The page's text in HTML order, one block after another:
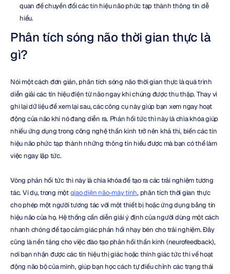
quan để chuyển đổi các tín hiệu não phức tạp thành thông tin dễ
hiểu.
Phân tích sóng não thời gian thực là
gì?
Nói một cách đơn giản, phân tích sóng não thời gian thực là quá trình
diễn giải các tín hiệu điện từ não ngay khi chúng được thu thập. Thay vì
ghi lại dữ liệu để xem lại sau, các công cụ này giúp bạn xem ngay hoạt
động của não khi nó đang diễn ra. Phản hồi tức thì này là chìa khóa giúp
nhiều ứng dụng trong công nghệ thần kinh trở nên khả thi, biến các tín
hiệu não phức tạp thành những thông tin hiểu được mà bạn có thể làm
việc ngay lập tức.
Vòng phản hồi tức thì này là chìa khóa để tạo ra các trải nghiệm tương
tác. Ví dụ, trong một giao diện não-máy tính, phân tích thời gian thực
cho phép một người tương tác với một thiết bị hoặc ứng dụng bằng tín
hiệu não của họ. Hệ thống cần diễn giải ý định của người dùng một cách
nhanh chóng để tạo cảm giác phản hồi nhạy bén cho trải nghiệm. Đây
cũng là nền tảng cho việc đào tạo phản hồi thần kinh (neurofeedback),
nơi bạn nhận được các tín hiệu thị giác hoặc thính giác tức thì về hoạt
động não bộ của mình, giúp bạn học cách tự điều chỉnh các trạng thái